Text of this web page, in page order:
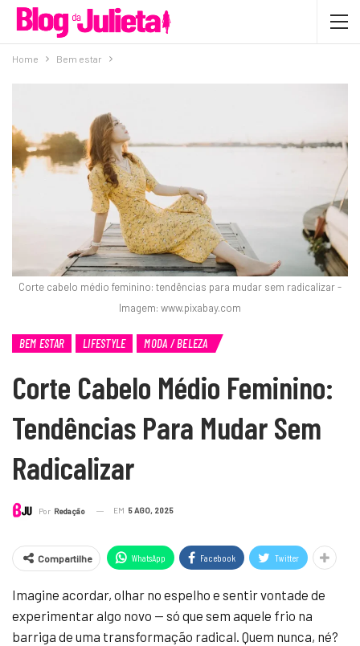
Home Bem estar
Corte cabelo médio feminino: tendências para mudar sem radicalizar -
Imagem: www.pixabay.com
BEM ESTAR LIFESTYLE MODA / BELEZA
Corte Cabelo Médio Feminino:
Tendências Para Mudar Sem
Radicalizar
Por Redação EM 5 AGO, 2025
Compartilhe WhatsApp Facebook Twitter
Imagine acordar, olhar no espelho e sentir vontade de
experimentar algo novo — só que sem aquele frio na
barriga de uma transformação radical. Quem nunca, né?